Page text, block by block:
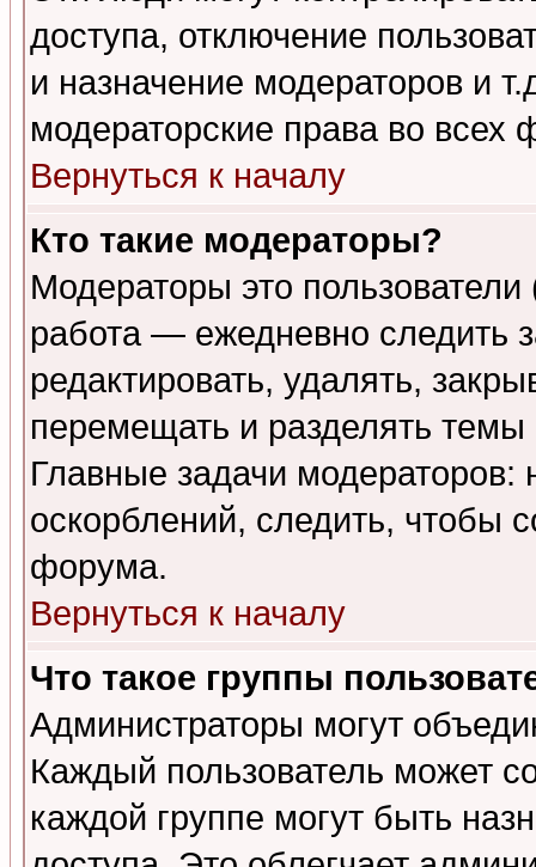
доступа, отключение
и назначение модераторов и
модераторские права во всех
Вернуться к началу
Кто такие модераторы?
Модераторы это
работа — ежедневно следить
редактировать, удалять,
перемещать и разделять
Главные задачи
оскорблений, следить, чтобы
форума.
Вернуться к началу
Что такое группы
Администраторы могут
Каждый пользователь может
каждой группе могут быть